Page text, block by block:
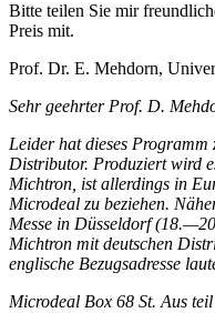
Bitte teilen Sie mir
Preis mit.
Prof. Dr. E. Mehdorn,
Sehr geehrter Prof. D.
Leider hat dieses
Distributor. Produziert wird
Michtron, ist allerdings in
Microdeal zu beziehen.
Messe in Düsseldorf
Michtron mit deutschen
englische Bezugsadresse
Microdeal Box 68 St. Aus